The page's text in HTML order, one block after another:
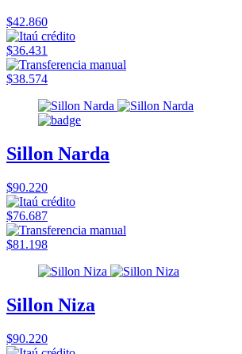
$42.860
$36.431
$38.574
Sillon Narda
$90.220
$76.687
$81.198
Sillon Niza
$90.220